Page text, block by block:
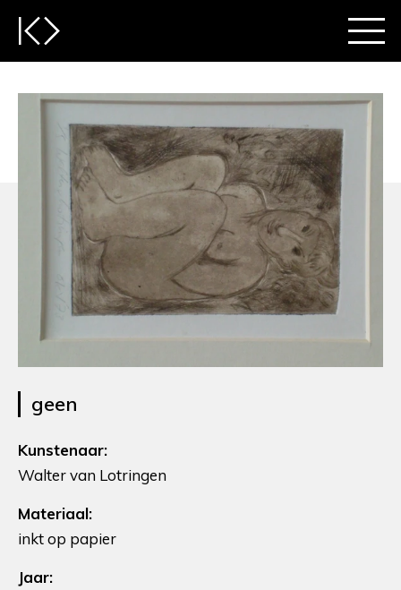
geen
Kunstenaar:
Walter van Lotringen
Materiaal:
inkt op papier
Jaar: